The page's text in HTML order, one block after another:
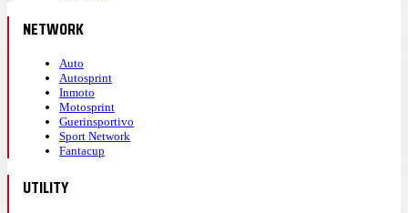
NETWORK
Auto
Autosprint
Inmoto
Motosprint
Guerinsportivo
Sport Network
Fantacup
UTILITY